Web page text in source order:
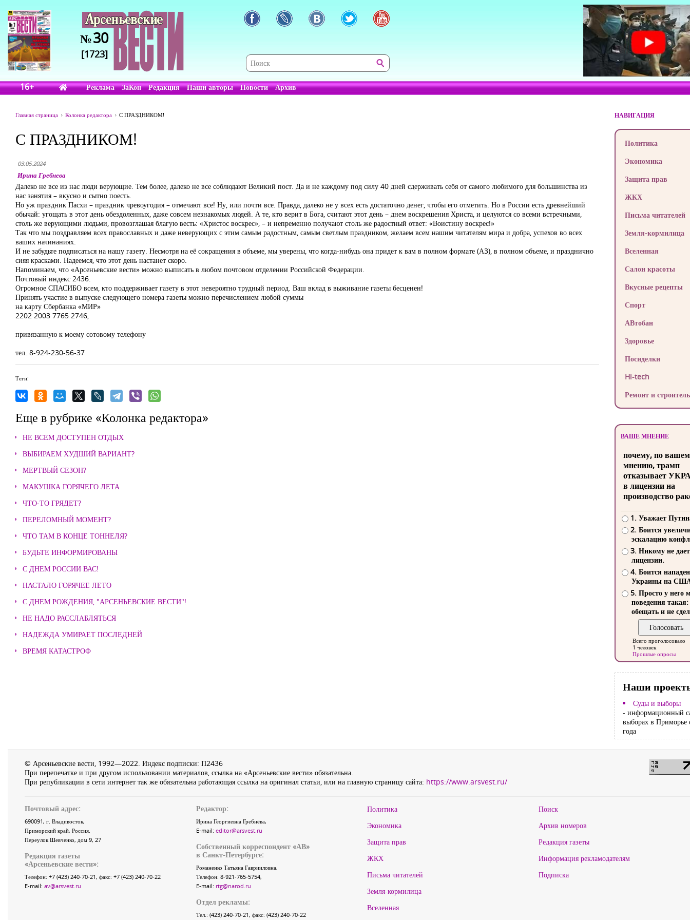
№30
[1723]
16+ Реклама ЗаКон Редакция Наши авторы Новости Архив
Главная страница Колонка редактора С ПРАЗДНИКОМ!
С ПРАЗДНИКОМ!
03.05.2024
Ирина Гребнева
Далеко не все из нас люди верующие. Тем более, далеко не все соблюдают Великий пост. Да и не каждому под силу 40 дней сдерживать себя от самого любимого для большинства из
нас занятия – вкусно и сытно поесть.
Но уж праздник Пасхи – праздник чревоугодия – отмечают все! Ну, или почти все. Правда, далеко не у всех есть достаточно денег, чтобы его отметить. Но в России есть древнейший
обычай: угощать в этот день обездоленных, даже совсем незнакомых людей. А те, кто верит в Бога, считают этот день – днем воскрешения Христа, и целуются со всеми встречными,
столь же верующими людьми, провозглашая благую весть: «Христос воскрес», – и непременно получают столь же радостный ответ: «Воистину воскрес!»
Так что мы поздравляем всех православных и даже неверующих с этим самым радостным, самым светлым праздником, желаем всем нашим читателям мира и добра, успехов во всех
ваших начинаниях.
И не забудьте подписаться на нашу газету. Несмотря на её сокращения в объеме, мы уверены, что когда-нибудь она придет к вам в полном формате (А3), в полном объеме, и празднично
сияя красками. Надеемся, что этот день настанет скоро.
Напоминаем, что «Арсеньевские вести» можно выписать в любом почтовом отделении Российской Федерации.
Почтовый индекс 2436.
Огромное СПАСИБО всем, кто поддерживает газету в этот невероятно трудный период. Ваш вклад в выживание газеты бесценен!
Принять участие в выпуске следующего номера газеты можно перечислением любой суммы
на карту Сбербанка «МИР»
2202 2003 7765 2746,
привязанную к моему сотовому телефону
тел. 8-924-230-56-37
Теги:
Еще в рубрике «Колонка редактора»
НЕ ВСЕМ ДОСТУПЕН ОТДЫХ
ВЫБИРАЕМ ХУДШИЙ ВАРИАНТ?
МЕРТВЫЙ СЕЗОН?
МАКУШКА ГОРЯЧЕГО ЛЕТА
ЧТО-ТО ГРЯДЕТ?
ПЕРЕЛОМНЫЙ МОМЕНТ?
ЧТО ТАМ В КОНЦЕ ТОННЕЛЯ?
БУДЬТЕ ИНФОРМИРОВАНЫ
С ДНЕМ РОССИИ ВАС!
НАСТАЛО ГОРЯЧЕЕ ЛЕТО
С ДНЕМ РОЖДЕНИЯ, "АРСЕНЬЕВСКИЕ ВЕСТИ"!
НЕ НАДО РАССЛАБЛЯТЬСЯ
НАДЕЖДА УМИРАЕТ ПОСЛЕДНЕЙ
ВРЕМЯ КАТАСТРОФ
НАВИГАЦИЯ
Политика
Экономика
Защита прав
ЖКХ
Письма читателей
Земля-кормилица
Вселенная
Салон красоты
Вкусные рецепты
Спорт
АВтобан
Здоровье
Посиделки
Hi-tech
Ремонт и
ВАШЕ МНЕНИЕ
почему, по
мнению, трамп
отказывает
в лицензии на
производство
1. Уважает
2. Боится
эскалацию
3. Никому не
лицензии.
4. Боится
Украины на
5. Просто у него
поведения такая:
обещать и не
Всего проголосовало
1 человек
Прошлые опросы
Наши
Суды и выборы
- информационный
выборах в Приморье
года
© Арсеньевские вести, 1992—2022. Индекс подписки: П2436
При перепечатке и при другом использовании материалов, ссылка на «Арсеньевские вести» обязательна.
При републикации в сети интернет так же обязательна работающая ссылка на оригинал статьи, или на главную страницу сайта: https://www.arsvest.ru/
Почтовый адрес:
690091, г. Владивосток,
Приморский край, Россия.
Переулок Шевченко, дом 9, 27
Редакция газеты
«Арсеньевские вести»:
Телефон: +7 (423) 240-70-21, факс: +7 (423) 240-70-22
E-mail: av@arsvest.ru
Редактор:
Ирина Георгиевна Гребнёва,
E-mail: editor@arsvest.ru
Собственный корреспондент «АВ»
в Санкт-Петербурге:
Романенко Татьяна Гаврииловна,
Телефон: 8-921-765-5754,
E-mail: rtg@narod.ru
Отдел рекламы:
Тел.: (423) 240-70-21, факс: (423) 240-70-22
Политика
Экономика
Защита прав
ЖКХ
Письма читателей
Земля-кормилица
Вселенная
Поиск
Архив номеров
Редакция газеты
Информация рекламодателям
Подписка